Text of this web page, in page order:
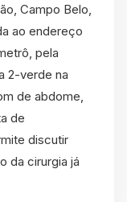
Campo Belo,
ao endereço
pela
2-verde na
de abdome,
de
discutir
da cirurgia já